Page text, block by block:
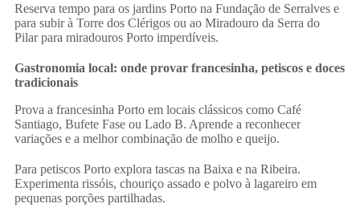
Reserva tempo para os jardins Porto na Fundação de Serralves e
para subir à Torre dos Clérigos ou ao Miradouro da Serra do
Pilar para miradouros Porto imperdíveis.
Gastronomia local: onde provar francesinha, petiscos e doces
tradicionais
Prova a francesinha Porto em locais clássicos como Café
Santiago, Bufete Fase ou Lado B. Aprende a reconhecer
variações e a melhor combinação de molho e queijo.
Para petiscos Porto explora tascas na Baixa e na Ribeira.
Experimenta rissóis, chouriço assado e polvo à lagareiro em
pequenas porções partilhadas.